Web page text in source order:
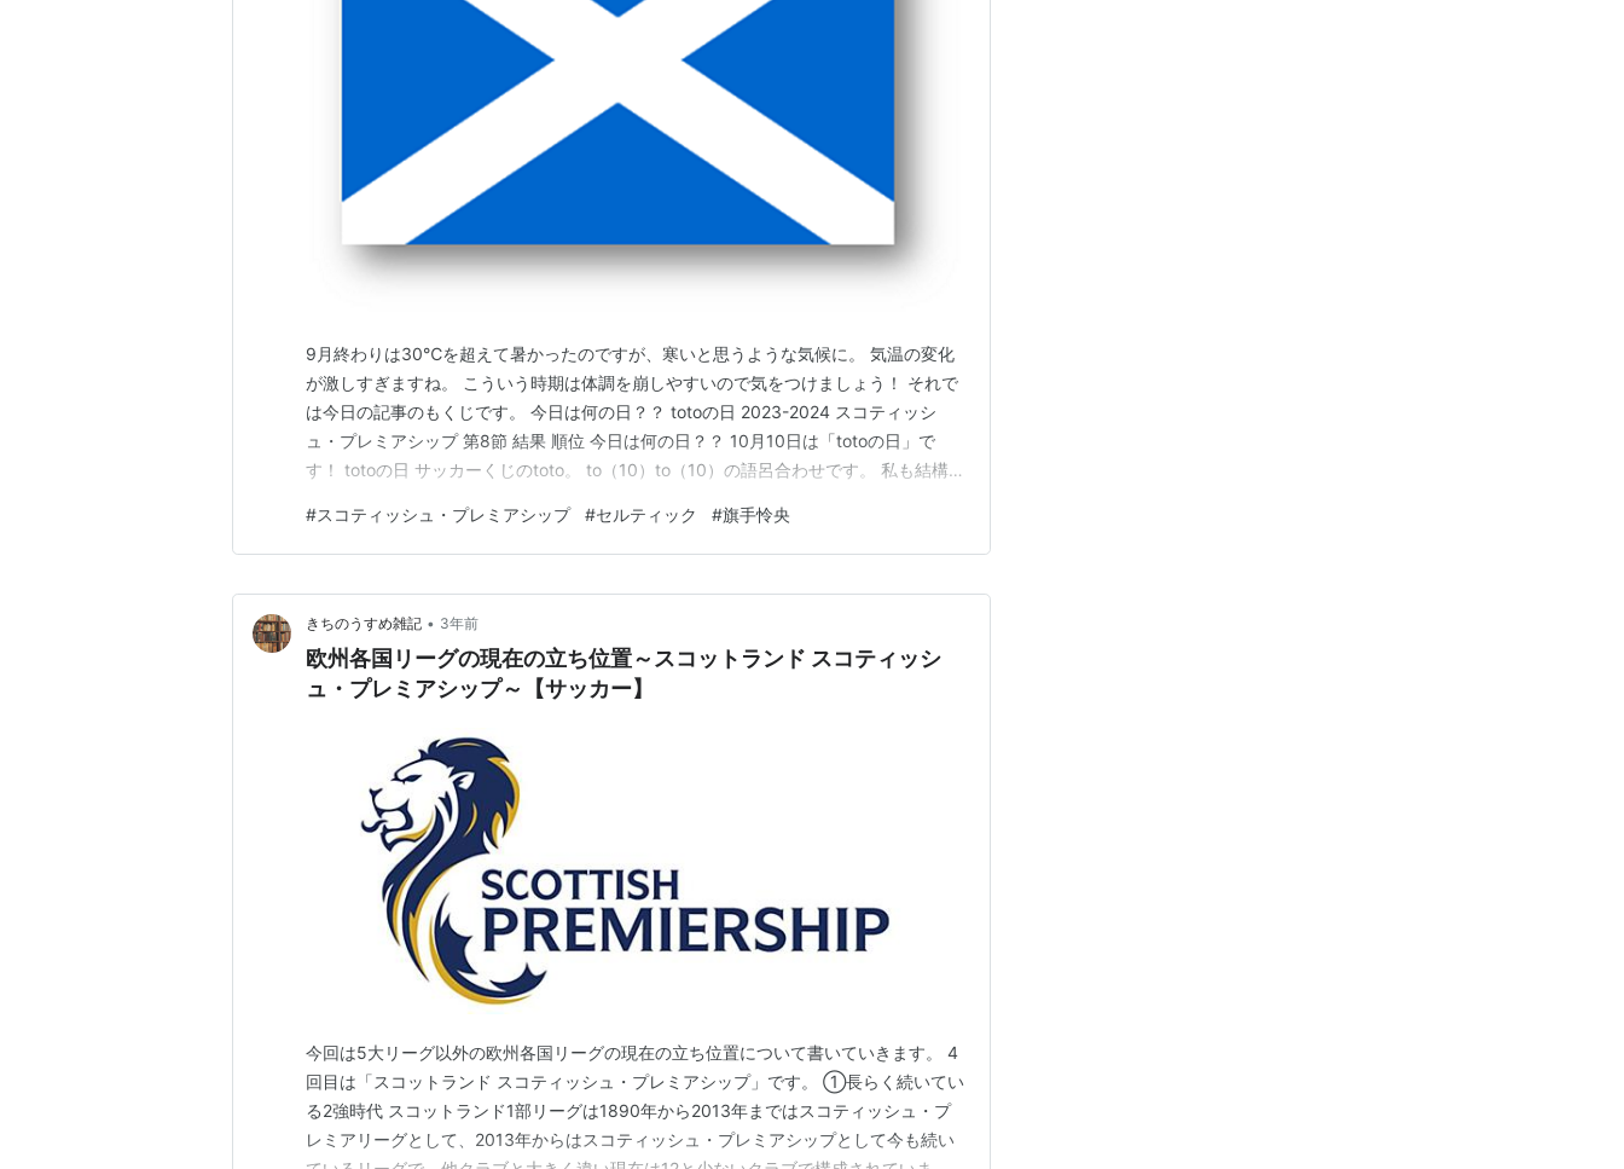
9月終わりは30℃を超えて暑かったのですが、寒いと思うような気候に。 気温の変化
が激しすぎますね。 こういう時期は体調を崩しやすいので気をつけましょう！ それで
は今日の記事のもくじです。 今日は何の日？？ totoの日 2023-2024 スコティッシ
ュ・プレミアシップ 第8節 結果 順位 今日は何の日？？ 10月10日は「totoの日」で
す！ totoの日 サッカーくじのtoto。 to（10）to（10）の語呂合わせです。 私も結構や
いなく人生変わるでしょうね。 2023-2024 スコティッシュ・プレミアシッ…
#スコティッシュ・プレミアシップ #セルティック #旗手怜央
きちのうすめ雑記 • 3年前
欧州各国リーグの現在の立ち位置～スコットランド スコティッシ
ュ・プレミアシップ～【サッカー】
今回は5大リーグ以外の欧州各国リーグの現在の立ち位置について書いていきます。 4
回目は「スコットランド スコティッシュ・プレミアシップ」です。 ①長らく続いてい
る2強時代 スコットランド1部リーグは1890年から2013年まではスコティッシュ・プ
レミアリーグとして、2013年からはスコティッシュ・プレミアシップとして今も続い